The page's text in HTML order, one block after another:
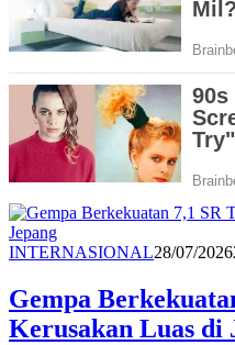
INTERNASIONALRedaksi
28/07/2026
Gempa
Kerusakan Luas di